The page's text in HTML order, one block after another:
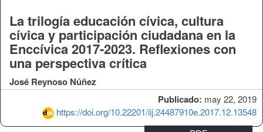
Publicado: may 22, 2019
https://doi.org/10.22201/iij.24487910e.2017.12.13548
La trilogía educación cívica, cultura
cívica y participación ciudadana en la
Enccívica 2017-2023. Reflexiones con
una perspectiva crítica
José Reynoso Núñez